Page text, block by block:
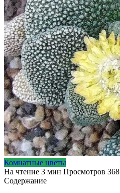
Комнатные цветы
На чтение 3 мин Просмотров 368
Содержание